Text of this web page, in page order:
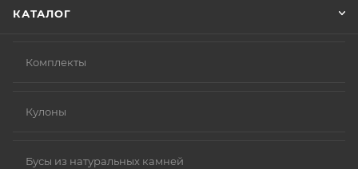
КАТАЛОГ
Комплекты
Кулоны
Бусы из натуральных камней